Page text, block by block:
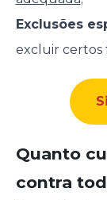
Exclusões
excluir certos
Quanto
contra